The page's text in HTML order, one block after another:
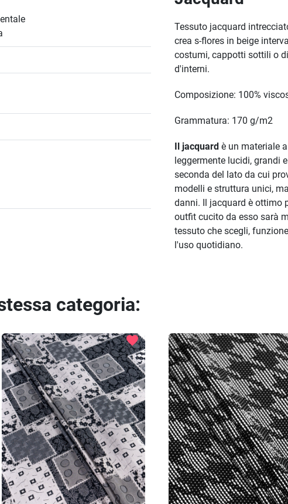
Tessuto jacquard
crea s-flores in beige
costumi, cappotti sottili o
d'interni.
Composizione: 100%
Grammatura: 170 g/m2
Il jacquard è un materiale
leggermente lucidi, grandi
seconda del lato da cui
modelli e struttura unici,
danni. Il jacquard è ottimo
outfit cucito da esso sarà
tessuto che scegli,
l'uso quotidiano.
categoria:
favorite